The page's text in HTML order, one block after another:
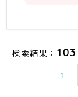
検索結果： 103
1